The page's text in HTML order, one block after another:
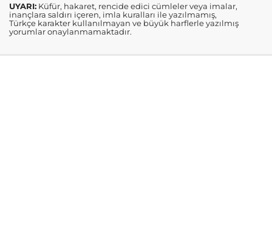
UYARI: Küfür, hakaret, rencide edici cümleler veya imalar,
inançlara saldırı içeren, imla kuralları ile yazılmamış,
Türkçe karakter kullanılmayan ve büyük harflerle yazılmış
yorumlar onaylanmamaktadır.